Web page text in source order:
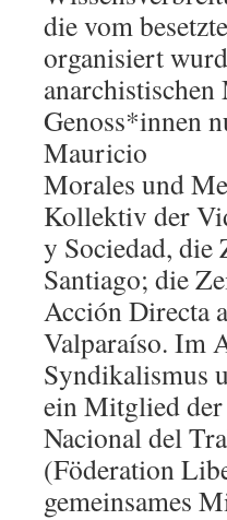
die vom
organisiert
Genoss*innen
Mauricio
Morales und
Kollektiv der
y Sociedad, die
Santiago; die
Acción Directa
Valparaíso. Im
Syndikalismus
ein Mitglied der
Nacional del
(Föderation
gemeinsames